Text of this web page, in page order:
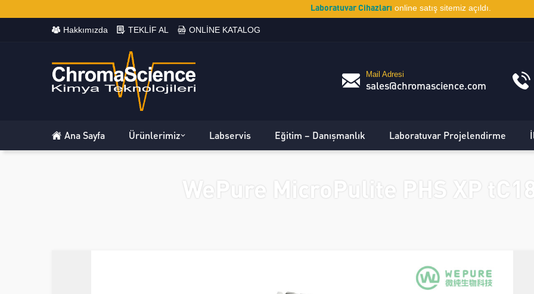
Laboratuvar Cihazları online satış sitemiz açıldı.
Hakkımızda TEKLİF AL ONLİNE KATALOG
Mail Adresi
sales@chromascience.com
Ana Sayfa Ürünlerimiz Labservis Eğitim – Danışmanlık Laboratuvar Projelendirme
WePure MicroPulite PHS XP